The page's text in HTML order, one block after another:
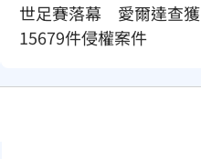
世足賽落幕　愛爾達查獲
15679件侵權案件